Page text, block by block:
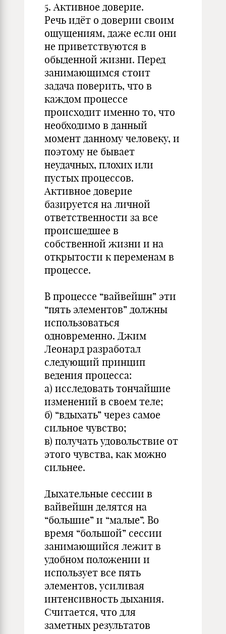
5. Активное доверие.
Речь идёт о доверии своим
ощущениям, даже если они
не приветствуются в
обыденной жизни. Перед
занимающимся стоит
задача поверить, что в
каждом процессе
происходит именно то, что
необходимо в данный
момент данному человеку, и
поэтому не бывает
неудачных, плохих или
пустых процессов.
Активное доверие
базируется на личной
ответственности за все
происшедшее в
собственной жизни и на
открытости к переменам в
процессе.
В процессе “вайвейшн” эти
“пять элементов” должны
использоваться
одновременно. Джим
Леонард разработал
следующий принцип
ведения процесса:
а) исследовать тончайшие
изменений в своем теле;
б) “вдыхать” через самое
сильное чувство;
в) получать удовольствие от
этого чувства, как можно
сильнее.
Дыхательные сессии в
вайвейшн делятся на
“большие” и “малые”. Во
время “большой” сессии
занимающийся лежит в
удобном положении и
использует все пять
элементов, усиливая
интенсивность дыхания.
Считается, что для
заметных результатов